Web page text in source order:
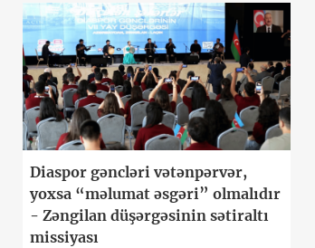
Diaspor gəncləri vətənpərvər,
yoxsa “məlumat əsgəri” olmalıdır
- Zəngilan düşərgəsinin sətiraltı
missiyası